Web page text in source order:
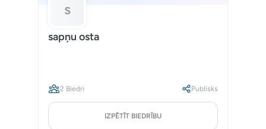
s
sapņu osta
2 Biedri Publisks
IZPĒTĪT BIEDRĪBU